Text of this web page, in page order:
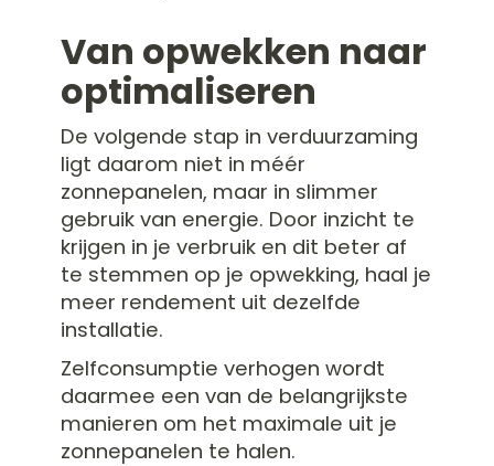
Van opwekken naar
optimaliseren
De volgende stap in verduurzaming
ligt daarom niet in méér
zonnepanelen, maar in slimmer
gebruik van energie. Door inzicht te
krijgen in je verbruik en dit beter af
te stemmen op je opwekking, haal je
meer rendement uit dezelfde
installatie.
Zelfconsumptie verhogen wordt
daarmee een van de belangrijkste
manieren om het maximale uit je
zonnepanelen te halen.